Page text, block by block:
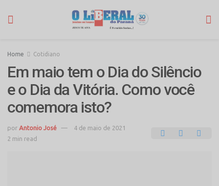
Home Cotidiano
Em maio tem o Dia do Silêncio
e o Dia da Vitória. Como você
comemora isto?
por Antonio José
4 de maio de 2021
2 min read